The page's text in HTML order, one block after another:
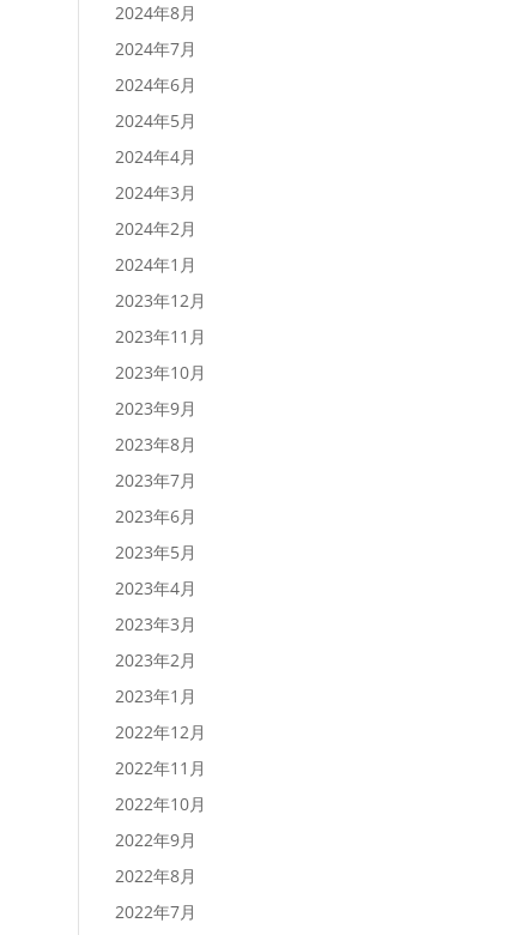
2024年8月
2024年7月
2024年6月
2024年5月
2024年4月
2024年3月
2024年2月
2024年1月
2023年12月
2023年11月
2023年10月
2023年9月
2023年8月
2023年7月
2023年6月
2023年5月
2023年4月
2023年3月
2023年2月
2023年1月
2022年12月
2022年11月
2022年10月
2022年9月
2022年8月
2022年7月